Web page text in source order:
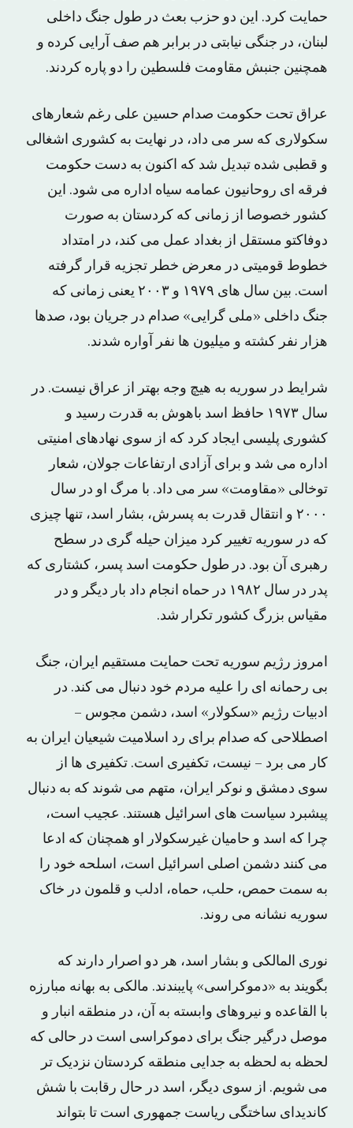
حمایت کرد. این دو حزب بعث در طول جنگ داخلی
لبنان، در جنگی نیابتی در برابر هم صف آرایی کرده و
همچنین جنبش مقاومت فلسطین را دو پاره کردند.
عراق تحت حکومت صدام حسین علی رغم شعارهای
سکولاری که سر می داد، در نهایت به کشوری اشغالی
و قطبی شده تبدیل شد که اکنون به دست حکومت
فرقه ای روحانیون عمامه سیاه اداره می شود. این
کشور خصوصا از زمانی که کردستان به صورت
دوفاکتو مستقل از بغداد عمل می کند، در امتداد
خطوط قومیتی در معرض خطر تجزیه قرار گرفته
است. بین سال های ۱۹۷۹ و ۲۰۰۳ یعنی زمانی که
جنگ داخلی «ملی گرایی» صدام در جریان بود، صدها
هزار نفر کشته و میلیون ها نفر آواره شدند.
شرایط در سوریه به هیچ وجه بهتر از عراق نیست. در
سال ۱۹۷۳ حافظ اسد باهوش به قدرت رسید و
کشوری پلیسی ایجاد کرد که از سوی نهادهای امنیتی
اداره می شد و برای آزادی ارتفاعات جولان، شعار
توخالی «مقاومت» سر می داد. با مرگ او در سال
۲۰۰۰ و انتقال قدرت به پسرش، بشار اسد، تنها چیزی
که در سوریه تغییر کرد میزان حیله گری در سطح
رهبری آن بود. در طول حکومت اسد پسر، کشتاری که
پدر در سال ۱۹۸۲ در حماه انجام داد بار دیگر و در
مقیاس بزرگ کشور تکرار شد.
امروز رژیم سوریه تحت حمایت مستقیم ایران، جنگ
بی رحمانه ای را علیه مردم خود دنبال می کند. در
ادبیات رژیم «سکولار» اسد، دشمن مجوس –
اصطلاحی که صدام برای رد اسلامیت شیعیان ایران به
کار می برد – نیست، تکفیری است. تکفیری ها از
سوی دمشق و نوکر ایران، متهم می شوند که به دنبال
پیشبرد سیاست های اسرائیل هستند. عجیب است،
چرا که اسد و حامیان غیرسکولار او همچنان که ادعا
می کنند دشمن اصلی اسرائیل است، اسلحه خود را
به سمت حمص، حلب، حماه، ادلب و قلمون در خاک
سوریه نشانه می روند.
نوری المالکی و بشار اسد، هر دو اصرار دارند که
بگویند به «دموکراسی» پایبندند. مالکی به بهانه مبارزه
با القاعده و نیروهای وابسته به آن، در منطقه انبار و
موصل درگیر جنگ برای دموکراسی است در حالی که
لحظه به لحظه به جدایی منطقه کردستان نزدیک تر
می شویم. از سوی دیگر، اسد در حال رقابت با شش
کاندیدای ساختگی ریاست جمهوری است تا بتواند